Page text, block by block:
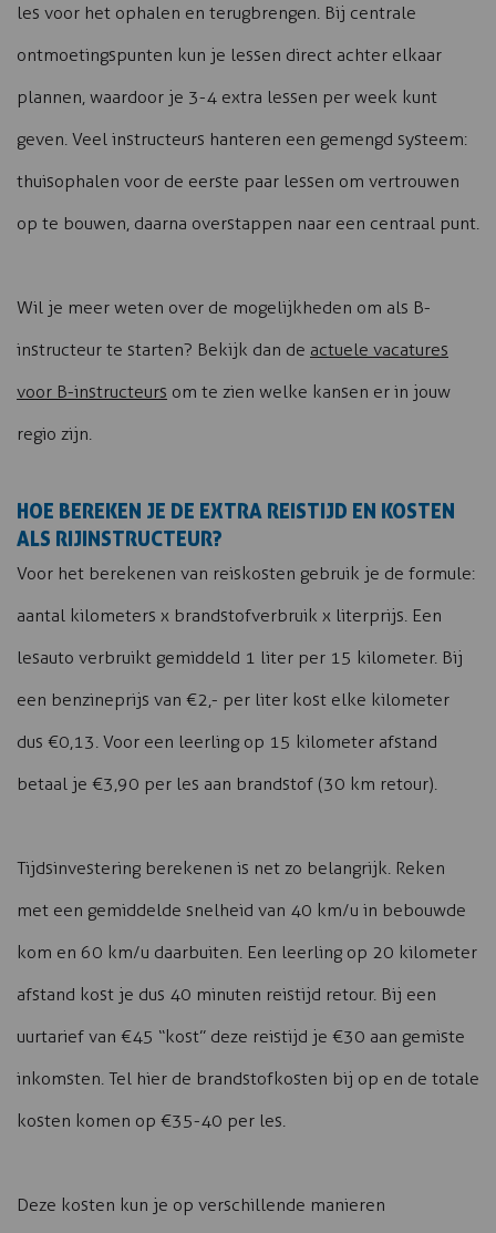
les voor het ophalen en terugbrengen. Bij centrale
ontmoetingspunten kun je lessen direct achter elkaar
plannen, waardoor je 3-4 extra lessen per week kunt
geven. Veel instructeurs hanteren een gemengd systeem:
thuisophalen voor de eerste paar lessen om vertrouwen
op te bouwen, daarna overstappen naar een centraal punt.
Wil je meer weten over de mogelijkheden om als B-
instructeur te starten? Bekijk dan de actuele vacatures
voor B-instructeurs om te zien welke kansen er in jouw
regio zijn.
HOE BEREKEN JE DE EXTRA REISTIJD EN KOSTEN
ALS RIJINSTRUCTEUR?
Voor het berekenen van reiskosten gebruik je de formule:
aantal kilometers x brandstofverbruik x literprijs. Een
lesauto verbruikt gemiddeld 1 liter per 15 kilometer. Bij
een benzineprijs van €2,- per liter kost elke kilometer
dus €0,13. Voor een leerling op 15 kilometer afstand
betaal je €3,90 per les aan brandstof (30 km retour).
Tijdsinvestering berekenen is net zo belangrijk. Reken
met een gemiddelde snelheid van 40 km/u in bebouwde
kom en 60 km/u daarbuiten. Een leerling op 20 kilometer
afstand kost je dus 40 minuten reistijd retour. Bij een
uurtarief van €45 “kost” deze reistijd je €30 aan gemiste
inkomsten. Tel hier de brandstofkosten bij op en de totale
kosten komen op €35-40 per les.
Deze kosten kun je op verschillende manieren